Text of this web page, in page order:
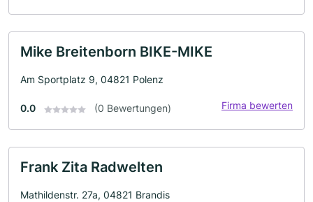
Mike Breitenborn BIKE-MIKE
Am Sportplatz 9, 04821 Polenz
0.0 (0 Bewertungen) Firma bewerten
Frank Zita Radwelten
Mathildenstr. 27a, 04821 Brandis